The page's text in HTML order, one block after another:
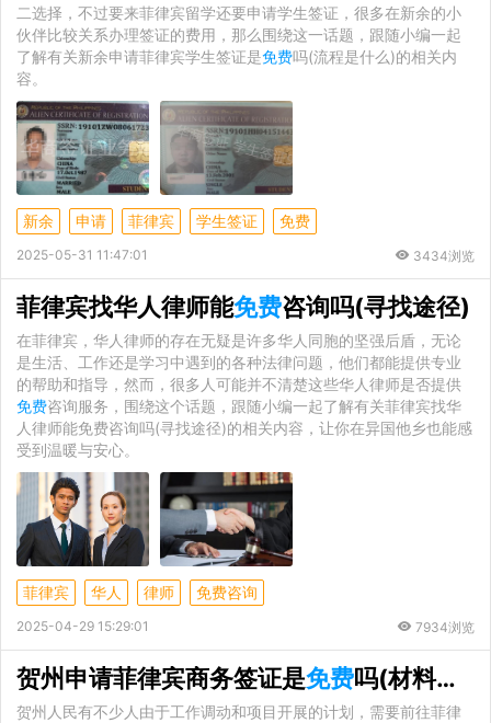
二选择，不过要来菲律宾留学还要申请学生签证，很多在新余的小
伙伴比较关系办理签证的费用，那么围绕这一话题，跟随小编一起
了解有关新余申请菲律宾学生签证是免费吗(流程是什么)的相关内
容。
新余 申请 菲律宾 学生签证 免费
2025-05-31 11:47:01 3434浏览
菲律宾找华人律师能免费咨询吗(寻找途径)
在菲律宾，华人律师的存在无疑是许多华人同胞的坚强后盾，无论
是生活、工作还是学习中遇到的各种法律问题，他们都能提供专业
的帮助和指导，然而，很多人可能并不清楚这些华人律师是否提供
免费咨询服务，围绕这个话题，跟随小编一起了解有关菲律宾找华
人律师能免费咨询吗(寻找途径)的相关内容，让你在异国他乡也能感
受到温暖与安心。
菲律宾 华人 律师 免费咨询
2025-04-29 15:29:01 7934浏览
贺州申请菲律宾商务签证是免费吗(材料有哪些)
贺州人民有不少人由于工作调动和项目开展的计划，需要前往菲律